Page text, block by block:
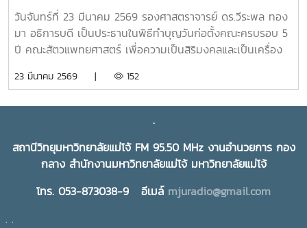
วันจันทร์ที่ 23 มีนาคม 2569 รองศาสตราจารย์ ดร.วีระพล ทอง
มา อธิการบดี เป็นประธานในพิธีทำบุญวันก่อตั้งคณะครบรอบ 5
ปี คณะสัตวแพทยศาสตร์ เพื่อความเป็นสิริมงคลและเป็นเครื่อง
โอกาสนี้ได้รับเกียรติจาก ผู้บริหารมหาวิทยาลัย ผู้บริหารคณะสัตว
23 มีนาคม 2569 | 152
.
สถานีวิทยุมหาวิทยาลัยแม่โจ้ FM 95.50 MHz งานอำนวยการ กอง
กลาง สำนักงานมหาวิทยาลัยแม่โจ้ มหาวิทยาลัยแม่โจ้
โทร. 053-873038-9 อีเมล์ mjuradio@gmail.com
. .